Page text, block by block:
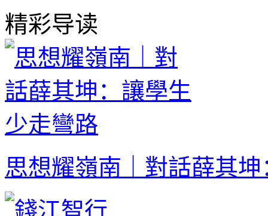
精彩导读
思想耀嶺南｜對話薛其